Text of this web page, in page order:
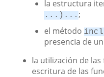
la estructura
...)... ;
el método
presencia de
la utilización de
escritura de las